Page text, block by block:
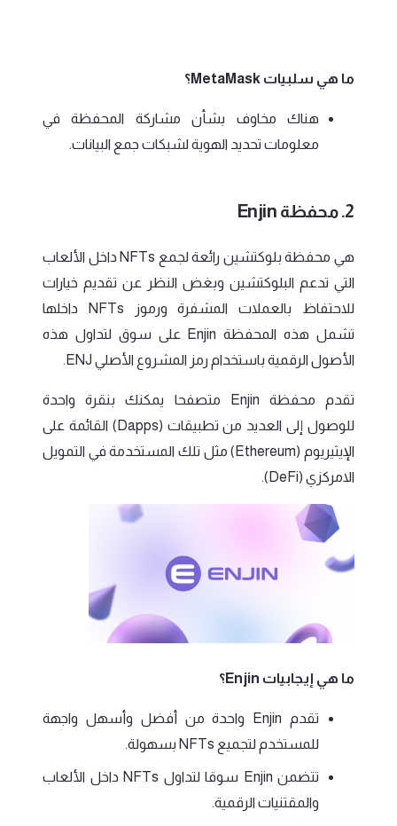
ما هي سلبيات MetaMask؟
هناك مخاوف بشأن مشاركة المحفظة في
معلومات تحديد الهوية لشبكات جمع البيانات.
2. محفظة Enjin
هي محفظة بلوكتشين رائعة لجمع NFTs داخل الألعاب
التي تدعم البلوكتشين وبغض النظر عن تقديم خيارات
للاحتفاظ بالعملات المشفرة ورموز NFTs داخلها
تشمل هذه المحفظة Enjin على سوق لتداول هذه
الأصول الرقمية باستخدام رمز المشروع الأصلي ENJ.
تقدم محفظة Enjin متصفحا يمكنك بنقرة واحدة
للوصول إلى العديد من تطبيقات (Dapps) القائمة على
الإيثيريوم (Ethereum) مثل تلك المستخدمة في التمويل
الامركزي (DeFi).
ما هي إيجابيات Enjin؟
تقدم Enjin واحدة من أفضل وأسهل واجهة
للمستخدم لتجميع NFTs بسهولة.
تتضمن Enjin سوقا لتداول NFTs داخل الألعاب
والمقتنيات الرقمية.